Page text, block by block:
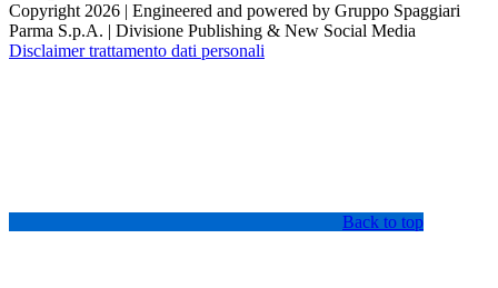
Copyright 2026 | Engineered and powered by Gruppo Spaggiari
Parma S.p.A. | Divisione Publishing & New Social Media
Disclaimer trattamento dati personali
Back to top